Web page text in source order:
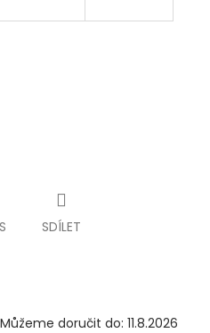
SDÍLET
Můžeme doručit do: 11.8.2026